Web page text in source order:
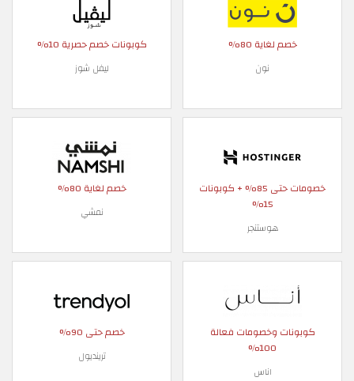
خصم لغاية 80%
نون
كوبونات خصم حصرية 10%
ليفل شوز
خصومات حتى 85% + كوبونات
15%
هوستنجر
خصم لغاية 80%
نمشي
كوبونات وخصومات فعالة
100%
اناس
خصم حتى 90%
ترينديول